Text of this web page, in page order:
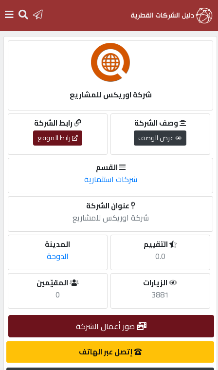
التسجيل
English
أضف
مطلوب
طلب
الاحصائيات
شركة اوريكس للمشاريع
رابط الشركة
رابط الموقع
وصف الشركة
عرض الوصف
القسم
شركات استثمارية
عنوان الشركة
شركة اوريكس للمشاريع
المدينة
الدوحة
التقييم
0.0
المقيّمين
0
الزيارات
3881
صور أعمال الشركة
إتصل عبر الهاتف